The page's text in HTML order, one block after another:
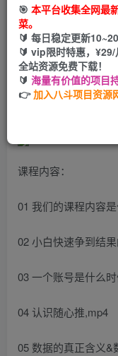
您当
随心推爆单秘诀，
课程内容：
01 我们的课程内容
02 小白快速争到结
03 一个账号是什么
04 认识随心推,mp4
05 数据的真正含义&
🎯 本平台收集全网最
菜。
🔰 每日稳定更新
🔰 vip限时特惠，
全站资源免费下载！
🔰 海量有价值的项目
👉加入八斗项目资源